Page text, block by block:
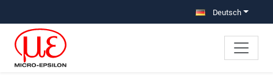
Deutsch